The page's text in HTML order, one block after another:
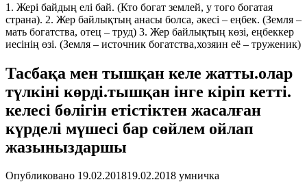
1. Жері байдың елі бай. (Кто богат землей, у того богатая
страна). 2. Жер байлықтың анасы болса, әкесі – еңбек. (Земля –
мать богатства, отец – труд) 3. Жер байлықтың көзі, еңбеккер
иесінің өзі. (Земля – источник богатства,хозяин её – труженик)
Тасбақа мен тышқан келе жатты.олар
түлкіні көрді.тышқан інге кіріп кетті.
келесі бөлігін етістіктен жасалған
күрделі мүшесі бар сөйлем ойлап
жазыныздаршы
Опубликовано 19.02.201819.02.2018 умничка